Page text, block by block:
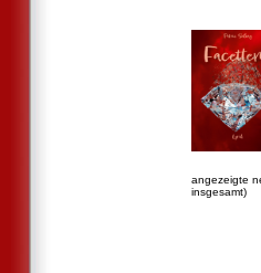
angezeigte
insgesamt)